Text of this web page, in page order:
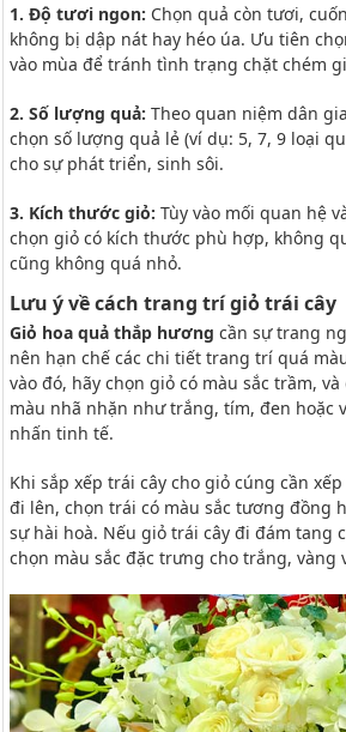
1. Độ tươi ngon: Chọn quả còn tươi,
không bị dập nát hay héo úa. Ưu tiên
vào mùa để tránh tình trạng chặt chém
2. Số lượng quả: Theo quan niệm dân
chọn số lượng quả lẻ (ví dụ: 5, 7, 9 loại
cho sự phát triển, sinh sôi.
3. Kích thước giỏ: Tùy vào mối quan hệ
chọn giỏ có kích thước phù hợp, không
cũng không quá nhỏ.
Lưu ý về cách trang trí giỏ trái cây
Giỏ hoa quả thắp hương cần sự trang
nên hạn chế các chi tiết trang trí quá
vào đó, hãy chọn giỏ có màu sắc trầm,
màu nhã nhặn như trắng, tím, đen hoặc
nhấn tinh tế.
Khi sắp xếp trái cây cho giỏ cúng cần
đi lên, chọn trái có màu sắc tương đồng
sự hài hoà. Nếu giỏ trái cây đi đám tang
chọn màu sắc đặc trưng cho trắng, vàng